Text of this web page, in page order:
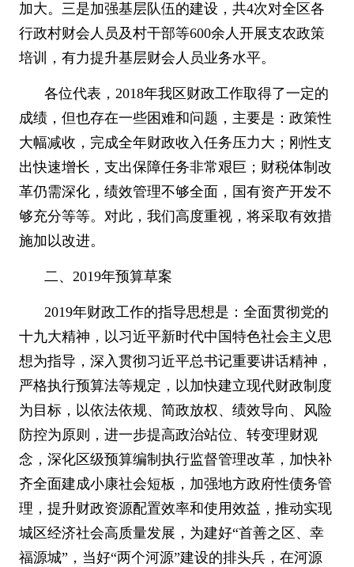
加大。三是加强基层队伍的建设，共4次对全区各
行政村财会人员及村干部等600余人开展支农政策
培训，有力提升基层财会人员业务水平。
各位代表， 2018年我区财政工作取得了一定的
成绩，但也存在一些困难和问题，主要是：政策性
大幅减收，完成全年财政收入任务压力大；刚性支
出快速增长，支出保障任务非常艰巨；财税体制改
革仍需深化，绩效管理不够全面，国有资产开发不
够充分等等。对此，我们高度重视，将采取有效措
施加以改进。
二、 2019年预算草案
2019年财政工作的指导思想是：全面贯彻党的
十九大精神，以习近平新时代中国特色社会主义思
想为指导，深入贯彻习近平总书记重要讲话精神，
严格执行预算法等规定，以加快建立现代财政制度
为目标，以依法依规、简政放权、绩效导向、风险
防控为原则，进一步提高政治站位、转变理财观
念，深化区级预算编制执行监督管理改革，加快补
齐全面建成小康社会短板，加强地方政府性债务管
理，提升财政资源配置效率和使用效益，推动实现
城区经济社会高质量发展，为建好“首善之区、幸
福源城” ，当好“两个河源”建设的排头兵，在河源